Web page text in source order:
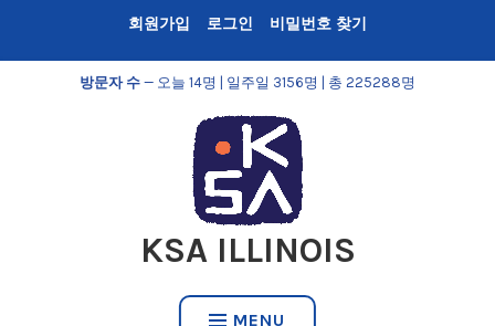
content
회원가입 로그인 비밀번호 찾기
방문자 수 — 오늘 14명 | 일주일 3156명 | 총 225288명
KSA ILLINOIS
MENU